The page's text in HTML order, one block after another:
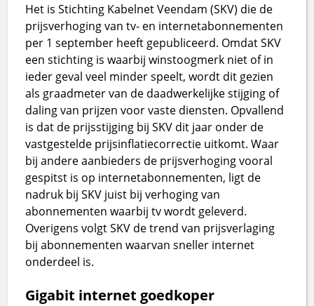
Het is Stichting Kabelnet Veendam (SKV) die de
prijsverhoging van tv- en internetabonnementen
per 1 september heeft gepubliceerd. Omdat SKV
een stichting is waarbij winstoogmerk niet of in
ieder geval veel minder speelt, wordt dit gezien
als graadmeter van de daadwerkelijke stijging of
daling van prijzen voor vaste diensten. Opvallend
is dat de prijsstijging bij SKV dit jaar onder de
vastgestelde prijsinflatiecorrectie uitkomt. Waar
bij andere aanbieders de prijsverhoging vooral
gespitst is op internetabonnementen, ligt de
nadruk bij SKV juist bij verhoging van
abonnementen waarbij tv wordt geleverd.
Overigens volgt SKV de trend van prijsverlaging
bij abonnementen waarvan sneller internet
onderdeel is.
Gigabit internet goedkoper